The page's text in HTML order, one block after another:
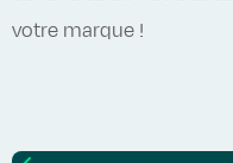
votre marque !